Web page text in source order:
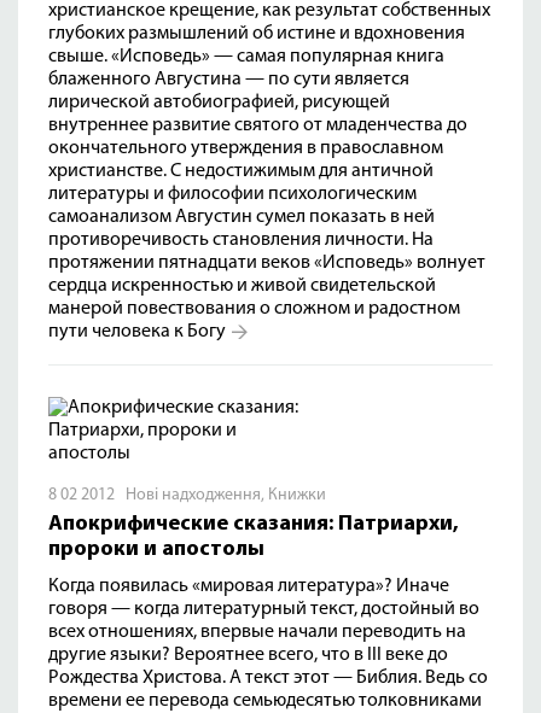
христианское крещение, как результат собственных
глубоких размышлений об истине и вдохновения
свыше. «Исповедь» — самая популярная книга
блаженного Августина — по сути является
лирической автобиографией, рисующей
внутреннее развитие святого от младенчества до
окончательного утверждения в православном
христианстве. С недостижимым для античной
литературы и философии психологическим
самоанализом Августин сумел показать в ней
противоречивость становления личности. На
протяжении пятнадцати веков «Исповедь» волнует
сердца искренностью и живой свидетельской
манерой повествования о сложном и радостном
пути человека к Богу
8 02 2012 Нові надходження, Книжки
Апокрифические сказания: Патриархи,
пророки и апостолы
Когда появилась «мировая литература»? Иначе
говоря — когда литературный текст, достойный во
всех отношениях, впервые начали переводить на
другие языки? Вероятнее всего, что в III веке до
Рождества Христова. А текст этот — Библия. Ведь со
времени ее перевода семьюдесятью толковниками